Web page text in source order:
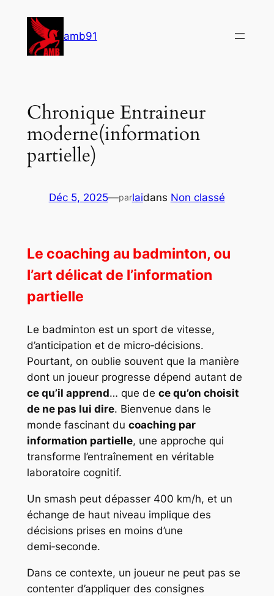
contenu
amb91
Chronique Entraineur
moderne(information
partielle)
Déc 5, 2025—parlaidans Non classé
Le coaching au badminton, ou
l’art délicat de l’information
partielle
Le badminton est un sport de vitesse,
d’anticipation et de micro‑décisions.
Pourtant, on oublie souvent que la manière
dont un joueur progresse dépend autant de
ce qu’il apprend… que de ce qu’on choisit
de ne pas lui dire. Bienvenue dans le
monde fascinant du coaching par
information partielle, une approche qui
transforme l’entraînement en véritable
laboratoire cognitif.
Un smash peut dépasser 400 km/h, et un
échange de haut niveau implique des
décisions prises en moins d’une
demi‑seconde.
Dans ce contexte, un joueur ne peut pas se
contenter d’appliquer des consignes